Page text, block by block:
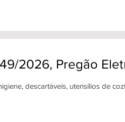
2026, Pregão
descartáveis, utensílios de